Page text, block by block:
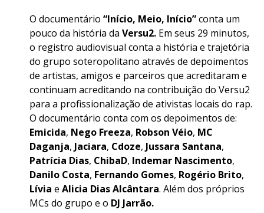
O documentário “Início, Meio, Início”conta um
pouco da história da Versu2. Em seus 29 minutos,
o registro audiovisual conta a história e trajetória
do grupo soteropolitano através de depoimentos
de artistas, amigos e parceiros que acreditaram e
continuam acreditando na contribuição do Versu2
para a profissionalização de ativistas locais do rap.
O documentário conta com os depoimentos de:
Emicida, Nego Freeza, Robson Véio, MC
Daganja, Jaciara, Cdoze, Jussara Santana,
Patrícia Dias, ChibaD, Indemar Nascimento,
Danilo Costa, Fernando Gomes, Rogério Brito,
Lívia e Alicia Dias Alcântara. Além dos próprios
MCs do grupo e o DJ Jarrão.